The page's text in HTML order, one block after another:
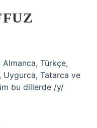
Türkçe,
Uygurca, Tatarca ve
bu dillerde /y/